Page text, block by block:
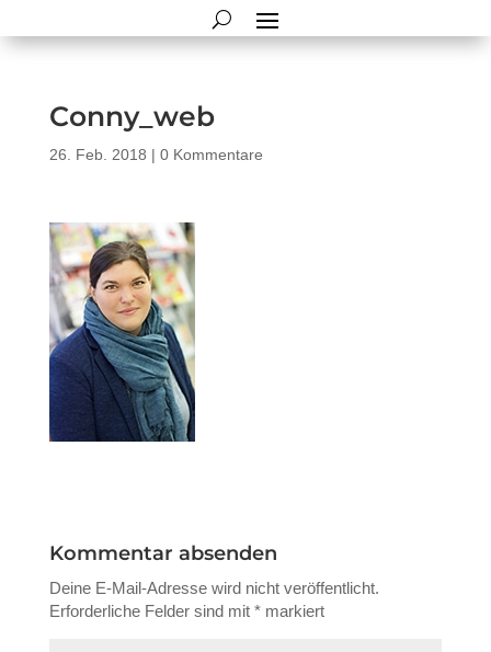
Conny_web
26. Feb. 2018 | 0 Kommentare
Kommentar absenden
Deine E-Mail-Adresse wird nicht veröffentlicht.
Erforderliche Felder sind mit *markiert